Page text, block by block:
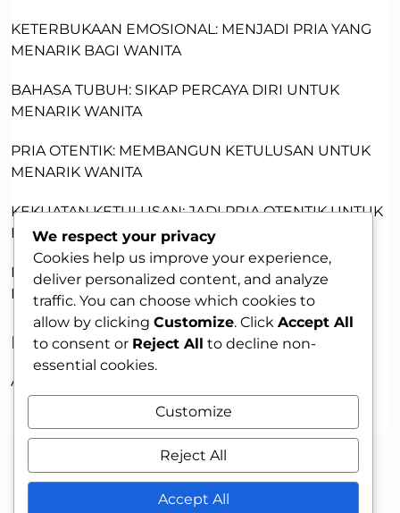
KETERBUKAAN EMOSIONAL: MENJADI PRIA YANG
MENARIK BAGI WANITA
BAHASA TUBUH: SIKAP PERCAYA DIRI UNTUK
MENARIK WANITA
PRIA OTENTIK: MEMBANGUN KETULUSAN UNTUK
MENARIK WANITA
KEKUATAN KETULUSAN: JADI PRIA OTENTIK UNTUK
DAYA TARIK
PRIA MENARIK: MEMBANGUN KEPERCAYAAN DIRI
DENGAN KETULUSAN
RECENT COMMENTS
A WordPress Commenter
We respect your privacy
Cookies help us improve your experience,
deliver personalized content, and analyze
traffic. You can choose which cookies to
allow by clicking Customize. Click Accept All
to consent or Reject All to decline non-
essential cookies.
Customize
Reject All
Accept All